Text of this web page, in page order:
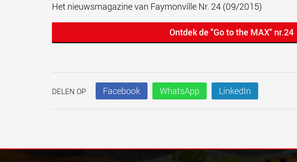
Het nieuwsmagazine van Faymonville Nr. 24 (09/2015)
Ontdek de "Go to the MAX" nr.24
DELEN OP Facebook WhatsApp LinkedIn